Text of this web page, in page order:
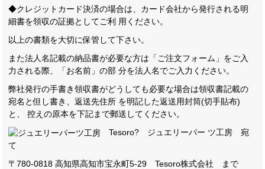
◆クレジットカード決済の場合は、カード会社から発行される明
細書を領収の証拠としてご利 用ください。
以上の書類を大切に保管して下さい。
また法人名記載の納品書が必要な方は「ご注文フォーム」をご入
力される際、「お名前」の部 分を法人名でご入力ください。
弊社発行の手書き領収書がどうしても必要な場合は領収書記載の
宛名と但し書き、返送先住所 を明記した返送用封筒(切手貼布)
と、 控えの原本を下記まで郵送してください。
Tesoro? ジュエリーパー ツ工房 宛
て
〒780-0818 高知県高知市宝永町5-29 Tesoro株式会社 まで